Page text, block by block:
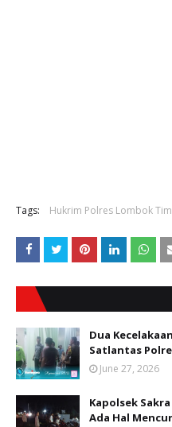
Tags: Hukrim Polres Lombok
Dua
Satlantas
June 27, 2026
Kapolsek
Ada Hal